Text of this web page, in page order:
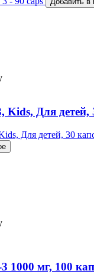
Kids, Для детей,
1000 мг, 100